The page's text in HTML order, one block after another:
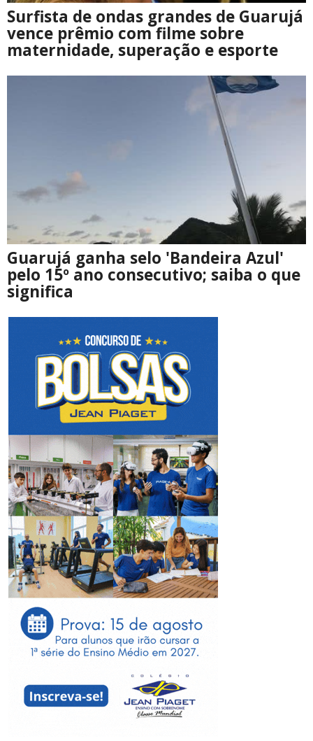
Surfista de ondas grandes de Guarujá
vence prêmio com filme sobre
maternidade, superação e esporte
Guarujá ganha selo 'Bandeira Azul'
pelo 15º ano consecutivo; saiba o que
significa